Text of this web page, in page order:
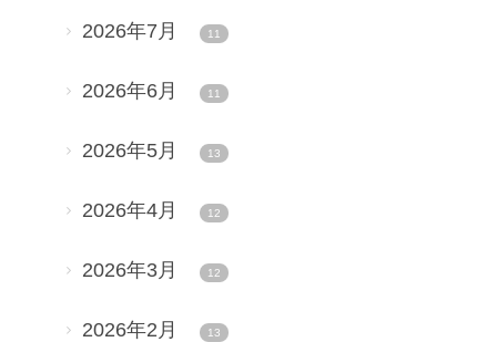
2026年7月 11
2026年6月 11
2026年5月 13
2026年4月 12
2026年3月 12
2026年2月 13